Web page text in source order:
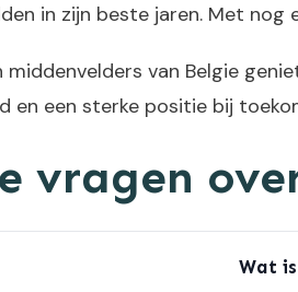
in zijn beste jaren. Met
van Belgie
en een sterke positie bij
vragen
Wat